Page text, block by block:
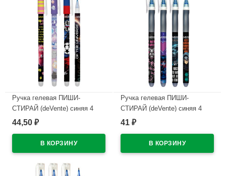
Ручка гелевая ПИШИ-
СТИРАЙ (deVente) синяя 4
дизайна корпуса ассорти
44,50 ₽
Ручка гелевая ПИШИ-
СТИРАЙ (deVente) синяя 4
дизайна корпуса ассорти
41 ₽